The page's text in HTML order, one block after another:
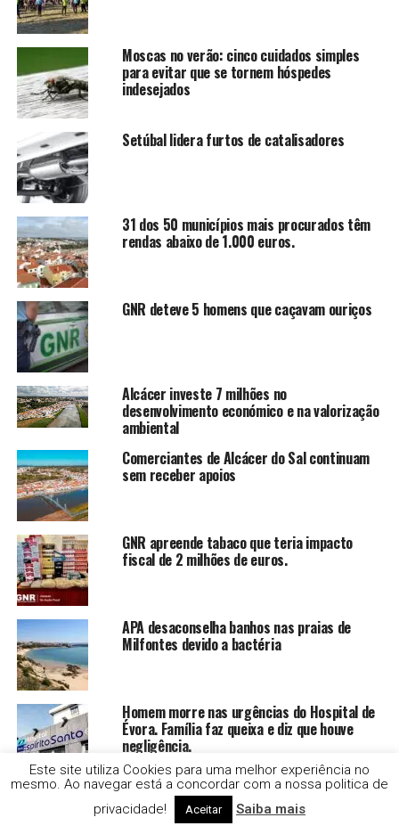
Moscas no verão: cinco cuidados simples
para evitar que se tornem hóspedes
indesejados
Setúbal lidera furtos de catalisadores
31 dos 50 municípios mais procurados têm
rendas abaixo de 1.000 euros.
GNR deteve 5 homens que caçavam ouriços
Alcácer investe 7 milhões no
desenvolvimento económico e na valorização
ambiental
Comerciantes de Alcácer do Sal continuam
sem receber apoios
GNR apreende tabaco que teria impacto
fiscal de 2 milhões de euros.
APA desaconselha banhos nas praias de
Milfontes devido a bactéria
Homem morre nas urgências do Hospital de
Évora. Família faz queixa e diz que houve
negligência.
Centros de Saúde em risco de perder
financiamento do PRR
Este site utiliza Cookies para uma melhor experiência no
mesmo. Ao navegar está a concordar com a nossa politica de
privacidade!
Aceitar Saiba mais